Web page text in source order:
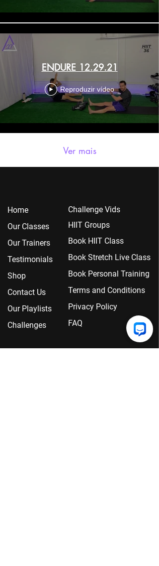
ENDURE 12.29.21
Reproduzir vídeo
Ver mais
Home
Our Classes
Our Trainers
Testimonials
Shop
Contact Us
Our Playlists
Challenges
Chall enge Vids
HIIT Groups
Book HIIT Class
Book Stretch Live Class
Book Personal Training
Terms and Conditions
Privacy Policy
FAQ